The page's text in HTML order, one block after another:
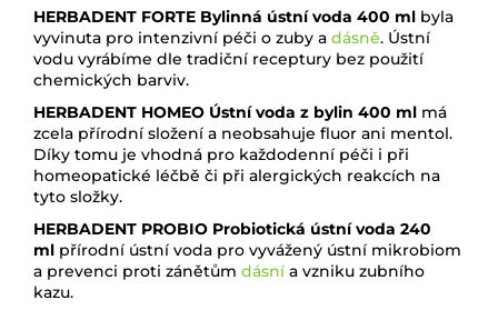
HERBADENT FORTE Bylinná ústní voda 400 ml byla
vyvinuta pro intenzivní péči o zuby a dásně. Ústní
vodu vyrábíme dle tradiční receptury bez použití
chemických barviv.
HERBADENT HOMEO Ústní voda z bylin 400 ml má
zcela přírodní složení a neobsahuje fluor ani mentol.
Díky tomu je vhodná pro každodenní péči i při
homeopatické léčbě či při alergických reakcích na
tyto složky.
HERBADENT PROBIO Probiotická ústní voda 240
ml přírodní ústní voda pro vyvážený ústní mikrobiom
a prevenci proti zánětům dásní a vzniku zubního
kazu.